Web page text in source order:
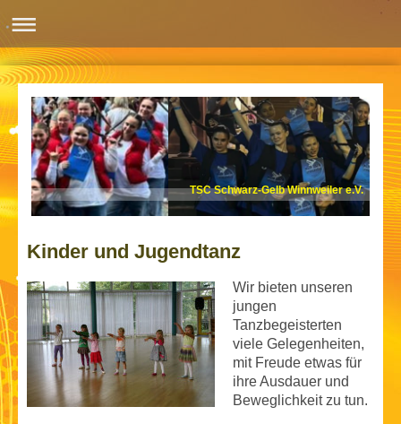
TSC Schwarz-Gelb Winnweiler e.V.
Kinder und Jugendtanz
Wir bieten unseren
jungen
Tanzbegeisterten
viele Gelegenheiten,
mit Freude etwas für
ihre Ausdauer und
Beweglichkeit zu tun.